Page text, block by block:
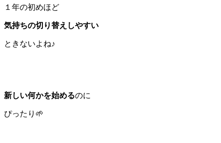
１年の初めほど
気持ちの切り替えしやすい
ときないよね♪
新しい何かを始めるのに
ぴったり🌱